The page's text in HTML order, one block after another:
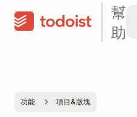
幫
助
功能 項目&版塊